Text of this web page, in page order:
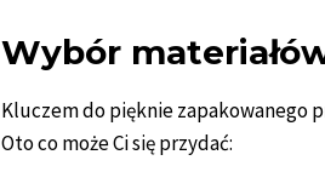
Wybór
Kluczem do pięknie zapakowanego
Oto co może Ci się przydać: